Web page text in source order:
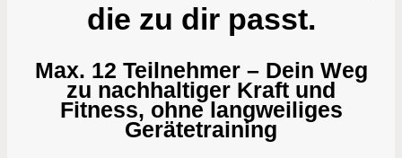
die zu dir passt.
Max. 12 Teilnehmer – Dein Weg
zu nachhaltiger Kraft und
Fitness, ohne langweiliges
Gerätetraining